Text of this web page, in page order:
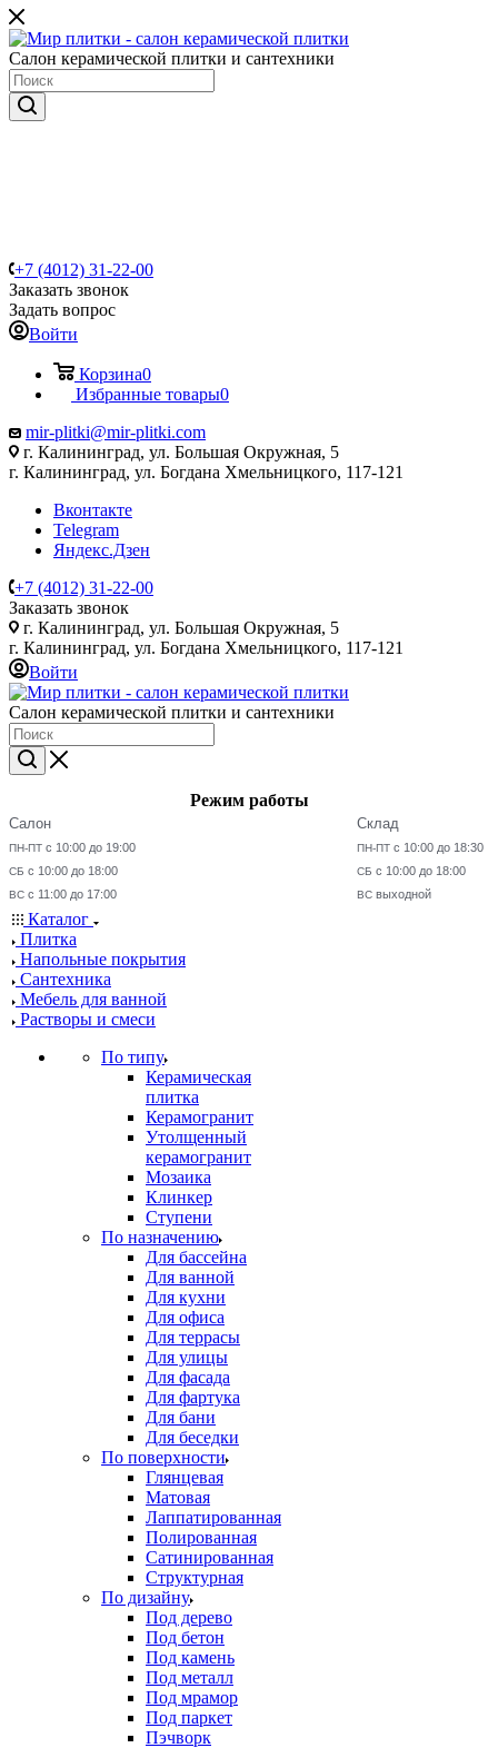
Салон керамической плитки и сантехники
+7 (4012) 31-22-00
Заказать звонок
Задать вопрос
Войти
Корзина0
Избранные товары0
mir-plitki@mir-plitki.com
г. Калининград, ул. Большая Окружная, 5
г. Калининград, ул. Богдана Хмельницкого, 117-121
Вконтакте
Telegram
Яндекс.Дзен
+7 (4012) 31-22-00
Заказать звонок
г. Калининград, ул. Большая Окружная, 5
г. Калининград, ул. Богдана Хмельницкого, 117-121
Войти
Салон керамической плитки и сантехники
Режим работы
Салон
ПН-ПТ с 10:00 до 19:00
СБ с 10:00 до 18:00
ВС с 11:00 до 17:00
Склад
ПН-ПТ с 10:00 до 18:30
СБ с 10:00 до 18:00
ВС выходной
Каталог
Плитка
Напольные покрытия
Сантехника
Мебель для ванной
Растворы и смеси
По типу
Керамическая
плитка
Керамогранит
Утолщенный
керамогранит
Мозаика
Клинкер
Ступени
По назначению
Для бассейна
Для ванной
Для кухни
Для офиса
Для террасы
Для улицы
Для фасада
Для фартука
Для бани
Для беседки
По поверхности
Глянцевая
Матовая
Лаппатированная
Полированная
Сатинированная
Структурная
По дизайну
Под дерево
Под бетон
Под камень
Под металл
Под мрамор
Под паркет
Пэчворк